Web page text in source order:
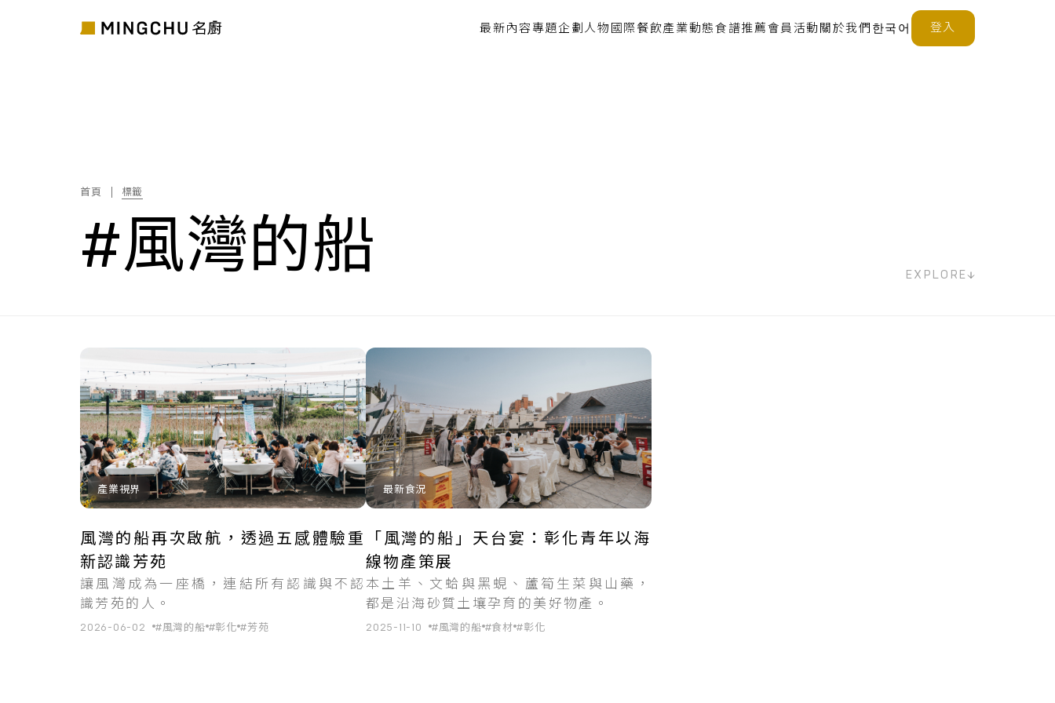
最新內容 專題企劃 人物 國際餐飲產業動態 食譜推薦 會員活動 關於我們 한국어 登入
首頁 標籤
#風灣的船 EXPLORE
共 2筆搜尋結果
產業視界
風灣的船再次啟航，透過五感體驗重
新認識芳苑
讓風灣成為一座橋，連結所有認識與不認
識芳苑的人。
2026-06-02 #風灣的船 #彰化 #芳苑
最新食況
「風灣的船」天台宴：彰化青年以海
線物產策展
本土羊、文蛤與黑蜆、蘆筍生菜與山藥，
都是沿海砂質土壤孕育的美好物產。
2025-11-10 #風灣的船 #食材 #彰化